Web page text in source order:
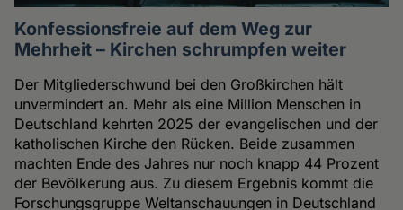
Konfessionsfreie auf dem Weg zur
Mehrheit – Kirchen schrumpfen weiter
Der Mitgliederschwund bei den Großkirchen hält
unvermindert an. Mehr als eine Million Menschen in
Deutschland kehrten 2025 der evangelischen und der
katholischen Kirche den Rücken. Beide zusammen
machten Ende des Jahres nur noch knapp 44 Prozent
der Bevölkerung aus. Zu diesem Ergebnis kommt die
Forschungsgruppe Weltanschauungen in Deutschland